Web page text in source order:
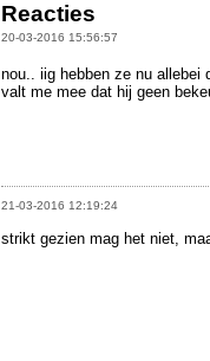
Reacties
20-03-2016 15:56:57
nou.. iig hebben ze nu allebei
valt me mee dat hij geen
21-03-2016 12:19:24
strikt gezien mag het niet,